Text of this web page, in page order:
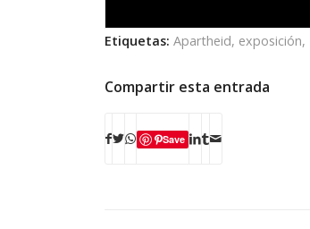
Etiquetas: Apartheid, exposición,
Compartir esta entrada
Save